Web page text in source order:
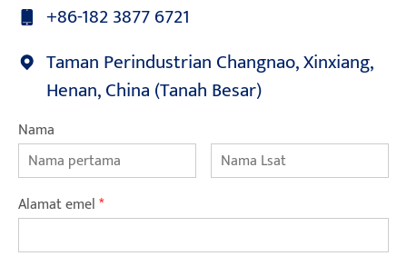
+86-182 3877 6721
Taman Perindustrian Changnao, Xinxiang,
Henan, China (Tanah Besar)
Nama
Alamat emel*